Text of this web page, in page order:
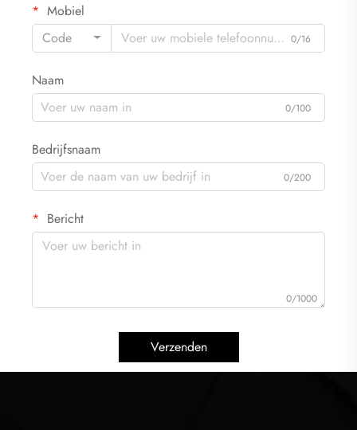
Mobiel
Code
0/16
Naam
0/100
Bedrijfsnaam
0/200
Bericht
0/1000
Verzenden